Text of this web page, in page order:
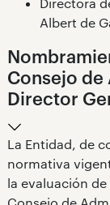
Albert de
Consejo
Director
La Entidad, de
normativa
la evaluación